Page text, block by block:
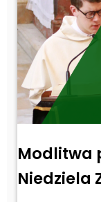
Modlitwa
Niedziela